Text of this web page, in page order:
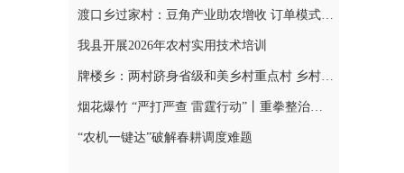
渡口乡过家村：豆角产业助农增收 订单模式铺就致富路
我县开展2026年农村实用技术培训
牌楼乡：两村跻身省级和美乡村重点村 乡村振兴迎来“加速跑”
烟花爆竹 “严打严查 雷霆行动”丨重拳整治非法储存烟花爆竹 筑牢辖区安全防线
“农机一键达”破解春耕调度难题